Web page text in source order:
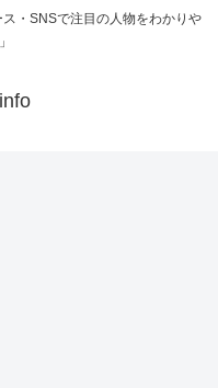
ス・SNSで注目の人物をわかりや